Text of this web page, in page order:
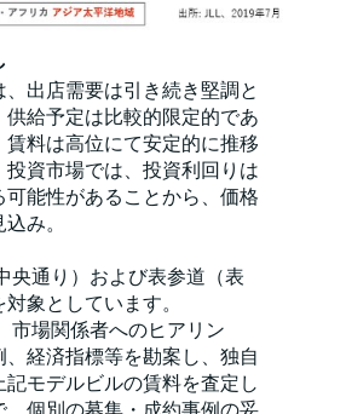
出店需要は引き続き堅調と
供給予定は比較的限定的であ
賃料は高位にて安定的に推移
資市場では、投資利回りは
能性があることから、価格
み。
通り）および表参道（表
象としています。
場関係者へのヒアリン
、経済指標等を勘案し、独自
モデルビルの賃料を査定し